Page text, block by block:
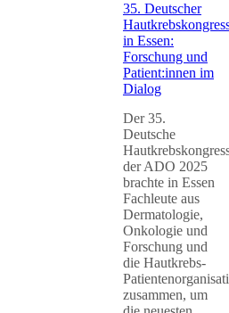
35. Deutscher
in Essen:
Forschung und
Patient:innen im
Dialog
Der 35.
Deutsche
der ADO 2025
brachte in Essen
Fachleute aus
Dermatologie,
Onkologie und
Forschung und
die Hautkrebs-
zusammen, um